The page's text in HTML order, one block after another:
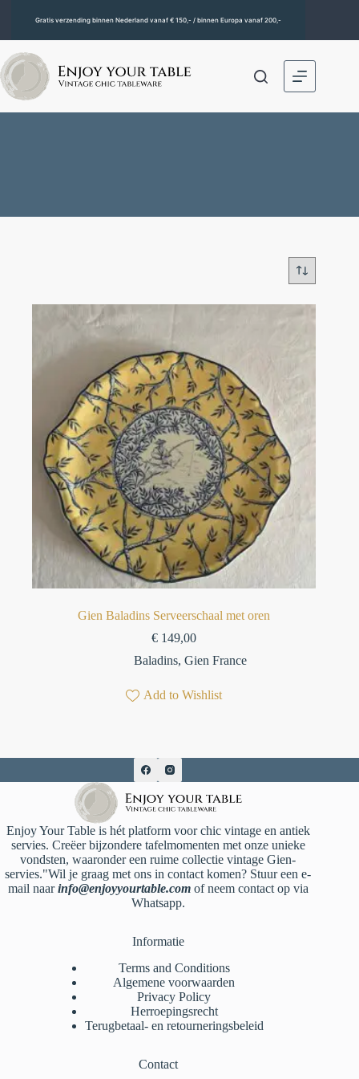
Gratis verzending binnen Nederland vanaf € 150,- / binnen Europa vanaf 200,-
Gien Baladins Serveerschaal met oren
€ 149,00
Baladins, Gien France
Add to Wishlist
Enjoy Your Table is hét platform voor chic vintage en antiek
servies. Creëer bijzondere tafelmomenten met onze unieke
vondsten, waaronder een ruime collectie vintage Gien-
servies."Wil je graag met ons in contact komen? Stuur een e-
mail naarinfo@enjoyyourtable.comof neem contact op via
Whatsapp.
Informatie
Terms and Conditions
Algemene voorwaarden
Privacy Policy
Herroepingsrecht
Terugbetaal- en retourneringsbeleid
Contact